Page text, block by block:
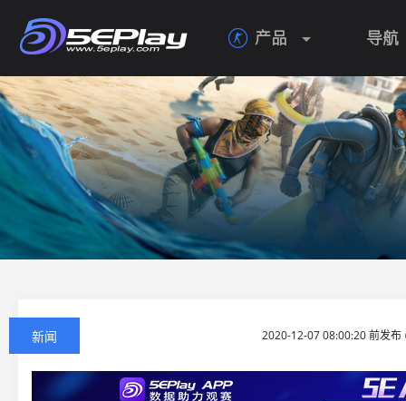
 产品 导航
新闻 2020-12-07 08:00:20 前发布